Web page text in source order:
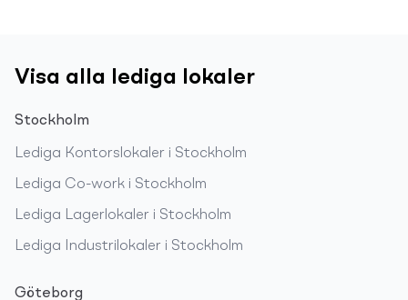
Visa alla lediga lokaler
Stockholm
Lediga Kontorslokaler i Stockholm
Lediga Co-work i Stockholm
Lediga Lagerlokaler i Stockholm
Lediga Industrilokaler i Stockholm
Göteborg